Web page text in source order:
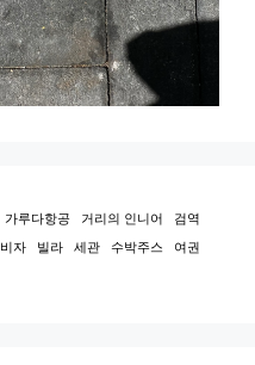
가루다항공 거리의 인니어
검역
비자 빌라 세관 수박주스
여권